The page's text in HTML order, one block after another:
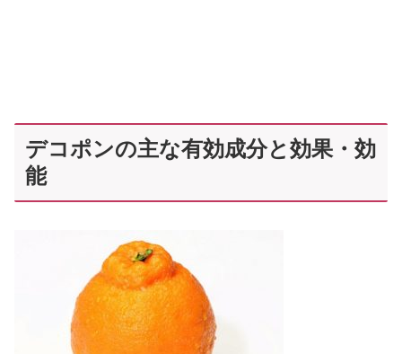
デコポンの主な有効成分と効果・効
能